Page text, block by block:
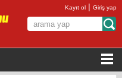
Kayıt ol |Giriş yap